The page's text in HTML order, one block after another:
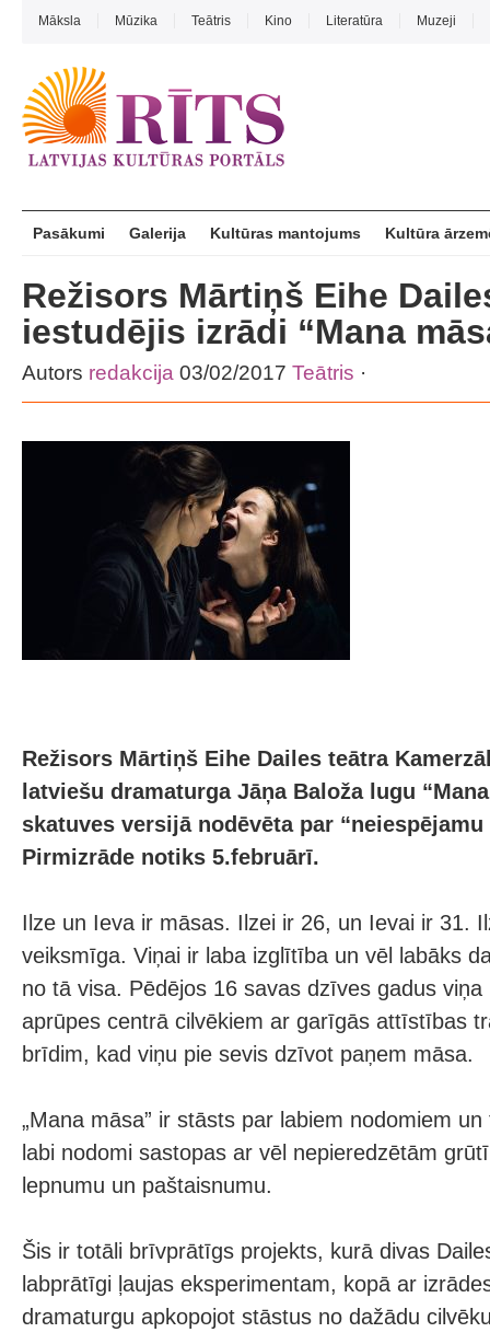
Māksla Mūzika Teātris Kino Literatūra Muzeji
Pasākumi Galerija Kultūras mantojums Kultūra
Režisors Mārtiņš Eihe
iestudējis izrādi “Mana
Autors redakcija 03/02/2017 Teātris ·
Režisors Mārtiņš Eihe Dailes teātra
latviešu dramaturga Jāņa Baloža lugu
skatuves versijā nodēvēta par
Pirmizrāde notiks 5.februārī.
Ilze un Ieva ir māsas. Ilzei ir 26, un Ievai ir 31.
veiksmīga. Viņai ir laba izglītība un vēl labāks
no tā visa. Pēdējos 16 savas dzīves gadus
aprūpes centrā cilvēkiem ar garīgās attīstības
brīdim, kad viņu pie sevis dzīvot paņem māsa.
„Mana māsa” ir stāsts par labiem nodomiem
labi nodomi sastopas ar vēl nepieredzētām
lepnumu un paštaisnumu.
Šis ir totāli brīvprātīgs projekts, kurā divas
labprātīgi ļaujas eksperimentam, kopā ar
dramaturgu apkopojot stāstus no dažādu